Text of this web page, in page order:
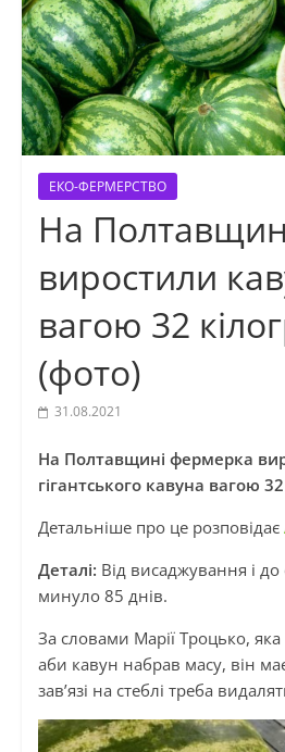
ЕКО-ФЕРМЕРСТВО
На
виростили
вагою 32
(фото)
31.08.2021
На Полтавщині фермерка
гігантського кавуна вагою
Детальніше про це розповідає
Деталі: Від висаджування і до
минуло 85 днів.
За словами Марії Троцько,
аби кавун набрав масу, він
зав’язі на стеблі треба